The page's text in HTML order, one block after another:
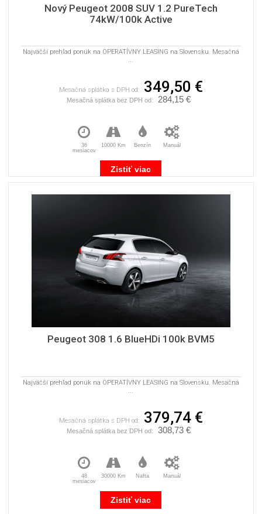
Nový Peugeot 2008 SUV 1.2 PureTech
74kW/100k Active
Najväčší prehľad ponúk na OPERATÍVNY LEASING na Slovensku. Mesačná
...
36
mesiacov
10000 Km Benzín Manuál
Zistiť viac
Mesačná splátka s DPH od: 349,50 €
Mesačná splátka bez DPH od: 284,15 €
Peugeot 308 1.6 BlueHDi 100k BVM5
Najväčší prehľad ponúk na OPERATÍVNY LEASING na Slovensku. Mesačná
48
mesiacov
30000 Km Nafta Manuál
Zistiť viac
Mesačná splátka s DPH od: 379,74 €
Mesačná splátka bez DPH od: 308,73 €